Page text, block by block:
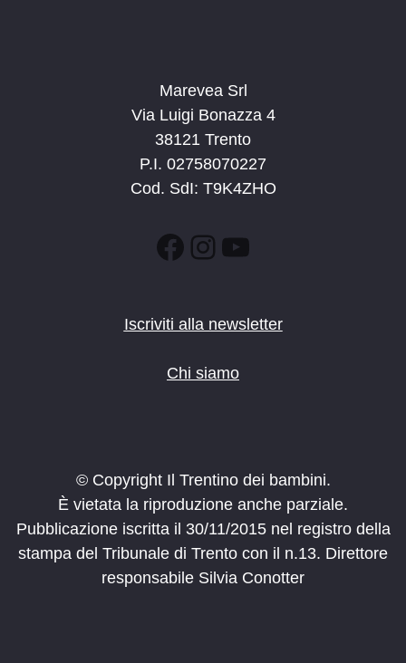
Marevea Srl
Via Luigi Bonazza 4
38121 Trento
P.I. 02758070227
Cod. SdI: T9K4ZHO
Facebook
Instagram
YouTube
Iscriviti alla newsletter
Chi siamo
© Copyright Il Trentino dei bambini.
È vietata la riproduzione anche parziale.
Pubblicazione iscritta il 30/11/2015 nel registro della
stampa del Tribunale di Trento con il n.13. Direttore
responsabile Silvia Conotter